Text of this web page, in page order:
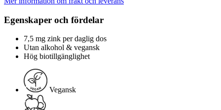
Egenskaper och fördelar
7,5 mg zink per daglig dos
Utan alkohol & vegansk
Hög biotillgänglighet
Vegansk